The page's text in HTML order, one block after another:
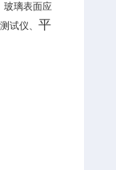
玻璃表面应
试仪、平